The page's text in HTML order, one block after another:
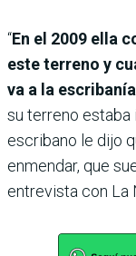
“En el 2009 ella
este terreno y
va a la
su terreno estaba
escribano le dijo
enmendar, que
entrevista con La